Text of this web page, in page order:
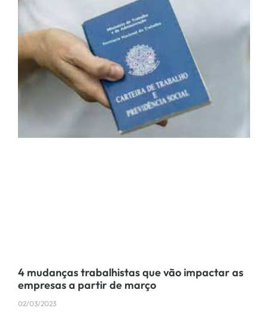
4 mudanças trabalhistas que vão impactar as
empresas a partir de março
02/03/2023